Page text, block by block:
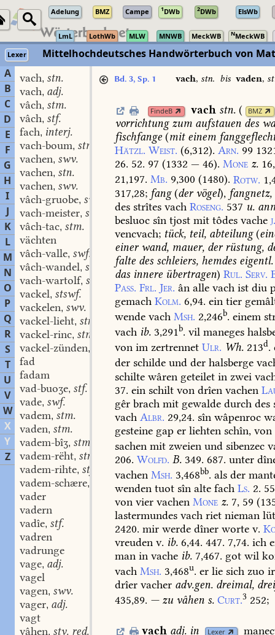
Adelung BMZ Campe 1DWb 2DWb ElsWb
LmL LothWb MLW MNWB MeckWB NMeckWB
Lexer
Mittelhochdeutsches Handwörterbuch von
A
B
C
D
E
F
G
H
I
J
K
L
M
N
O
P
Q
R
S
T
U
V
W
X
Y
Z
vach, stn.
vach, adj.
vâch, stm.
vâch, stf.
fach, interj.
vach-boum, stm.
vachen, swv.
vachen, stn.
vachen, swv.
vâch-gruobe, swf.
vach-meister, stm.
vâch-tac, stm.
vächten
vâch-valle, swf.
vâch-wandel, stm.
vach-wartolf, stm.
vackel, stswf.
vackelen, swv.
vackel-lieht, stn.
vackel-rinc, stm.
vackel-zünden,
fad
fadam
vad-buoʒe, stf.
vade, swf.
vadem, stm.
vaden, stm.
vadem-bîʒ, stm.
vadem-rëht, stn.
vadem-rihte, stf.
vadem-schære,
vader
vadern
vadîe, stf.
vadren
vadrunge
vage, adj.
vagel
vagen, swv.
vager, adj.
vagt
vâhen, stv. red. I, 2.
Bd. 3, Sp. 1 vach, stn. bis vaden,
FindeB vach stn. ( BMZ
vorrichtungzum aufstauen des
fischfange (miteinem
Hätzl. Weist. (6,312). Arn. 99
26. 52. 97 (1332 — 46). Mone z.
21,197. Mb. 9,300 (1480). Rotw.
317,28; fang(dervögel), fangnetz,
des strîtes vach Roseng. 537 u.
besluoc sîn tjost mit tôdes vache
vencvach; tück, teil, abteilung(
einerwand, mauer, derrüstung,
falte des schleiers, hemdes eigentl.
das innere übertragen) Rul. Serv.
Pass. Frl. Jer. ân alle vach ist diu
gemach Kolm. 6,94. ein tier
wende vach Msh. 2,246b. einem
vach ib. 3,291b. vil maneges
von im zertrennet Ulr. Wh. 213d.
der schilde und der halsberge
schilte wâren geteilet in zwei
37. ein schilt von drîen vachen
gêr brach mit gewalde durch des
vach Albr. 29,24. sîn wâpenroc
gesteine gap er liehten schîn, von
sachen mit zweien und sibenzec
206. Wolfd. B. 349. 687. unter
vachen Msh. 3,468bb. als der
wenden tuot sîn alte fach Ls. 2.
von vier vachen Mone z. 7, 59 (
lastermundes vach riet nieman
2420. mir werde dîner worte v.
vreuden v. ib. 6,44. 447. 7,74. ich
man in vache ib. 7,467. got wil
vach Msh. 3,468u. er lie sich zuo ir
drîer vacher adv.gen. dreimal,
435,89. — zu vâhen s. Curt.3 252;
vach adj. in Lexer